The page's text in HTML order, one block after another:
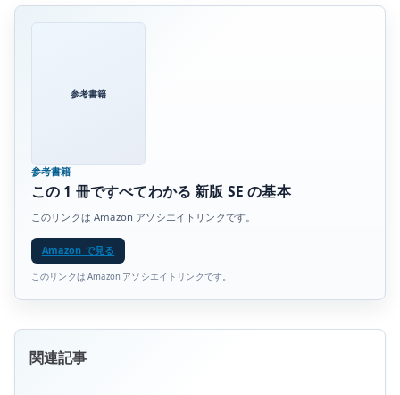
参考書籍
参考書籍
この 1 冊ですべてわかる 新版 SE の基本
このリンクは Amazon アソシエイトリンクです。
Amazon で見る
このリンクは Amazon アソシエイトリンクです。
関連記事